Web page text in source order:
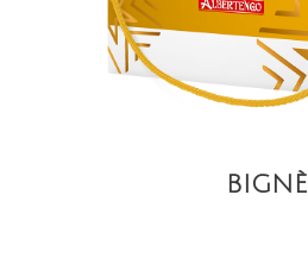
BIGNÈ